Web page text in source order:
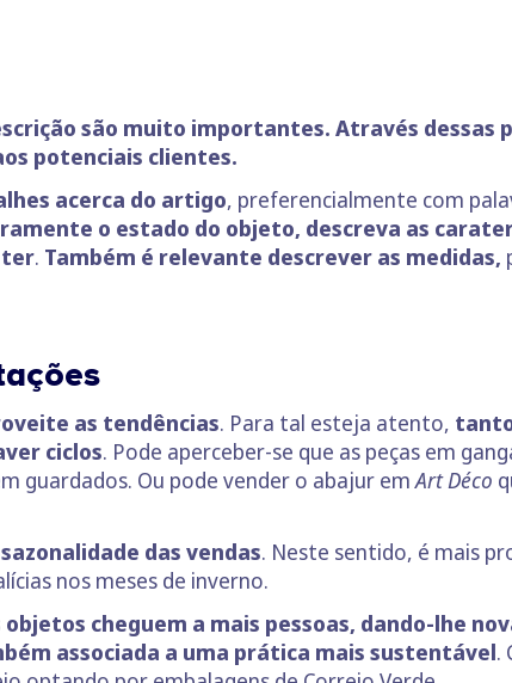
são muito importantes. Através dessas
potenciais clientes.
acerca do artigo, preferencialmente com
o estado do objeto, descreva as
ter. Também é relevante descrever as medidas,
as tendências. Para tal esteja atento,
ciclos. Pode aperceber-se que as peças em
guardados. Ou pode vender o abajur emArt Déco
das vendas. Neste sentido, é mais
nos meses de inverno.
cheguem a mais pessoas, dando-lhe
associada a uma prática mais sustentável.